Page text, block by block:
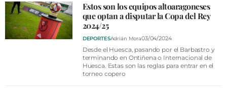
Estos son los equipos altoaragoneses
que optan a disputar la Copa del Rey
2024/25
DEPORTESAdrián Mora03/04/2024
Desde el Huesca, pasando por el Barbastro y
terminando en Ontiñena o Internacional de
Huesca. Estas son las reglas para entrar en el
torneo copero